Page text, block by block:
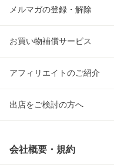
メルマガの登録・解除
お買い物補償サービス
アフィリエイトのご紹介
出店をご検討の方へ
会社概要・規約